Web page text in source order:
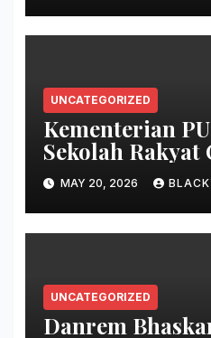
UNCATEGORIZED
Kementerian
Sekolah
MAY 20, 2026
UNCATEGORIZED
Danrem